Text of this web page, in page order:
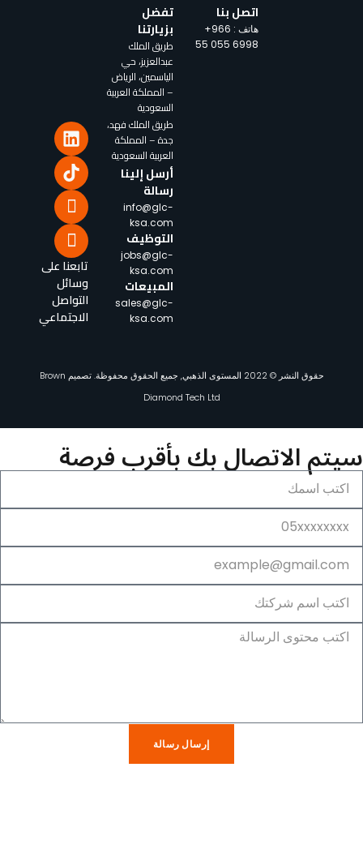
اتصل بنا
هاتف :+966
55 055 6998
تفضل
بزيارتنا
طريق الملك
عبدالعزيز، حي
الياسمين، الرياض
– المملكة العربية
السعودية
طريق الملك فهد،
جدة – المملكة
العربية السعودية
أرسل إلينا
رسالة
info@glc-
ksa.com
التوظيف
jobs@glc-
ksa.com
المبيعات
sales@glc-
ksa.com
تابعنا على
وسائل
التواصل
الاجتماعي
حقوق النشر © 2022 المستوى الذهبي, جميع الحقوق محفوظة. تصميم
Brown
Diamond Tech Ltd
الاتصال بك بأقرب فرصة
إرسال رسالة